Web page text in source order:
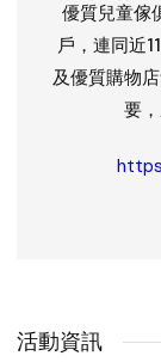
優質兒童傢
戶，連同近
及優質購物
要
活動資訊